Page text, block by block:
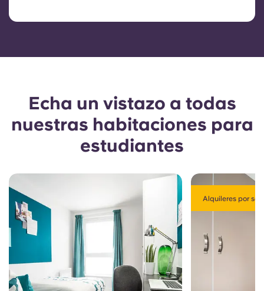
Echa un vistazo a todas
nuestras habitaciones para
estudiantes
Alquileres por